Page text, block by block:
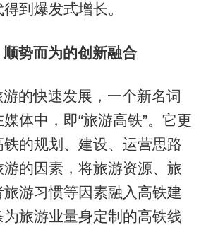
到爆发式增长。
势而为的创新融合
的快速发展，一个新名词
体中，即“旅游高铁”。它更
的规划、建设、运营思路
的因素，将旅游资源、旅
游习惯等因素融入高铁建
旅游业量身定制的高铁线